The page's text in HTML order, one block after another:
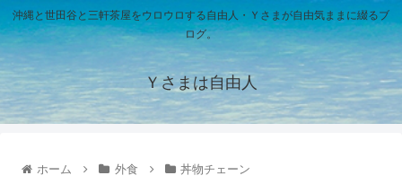
沖縄と世田谷と三軒茶屋をウロウロする自由人・Ｙさまが自由気ままに綴るブ
ログ。
Ｙさまは自由人
ホーム 外食 丼物チェーン